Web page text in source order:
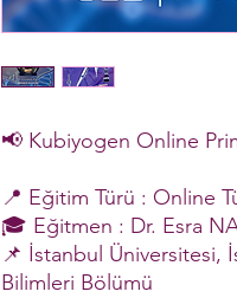
📢 Kubiyogen Online
📍 Eğitim Türü : Online
🎓 Eğitmen : Dr. Esra
📌 İstanbul Üniversitesi,
Bilimleri Bölümü